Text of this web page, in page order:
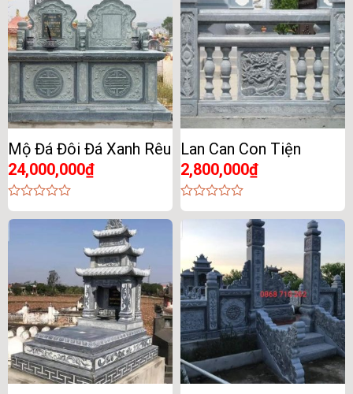
Mộ Đá Đôi Đá Xanh Rêu
24,000,000₫
0
out
Lan Can Con Tiện
2,800,000₫
0
out